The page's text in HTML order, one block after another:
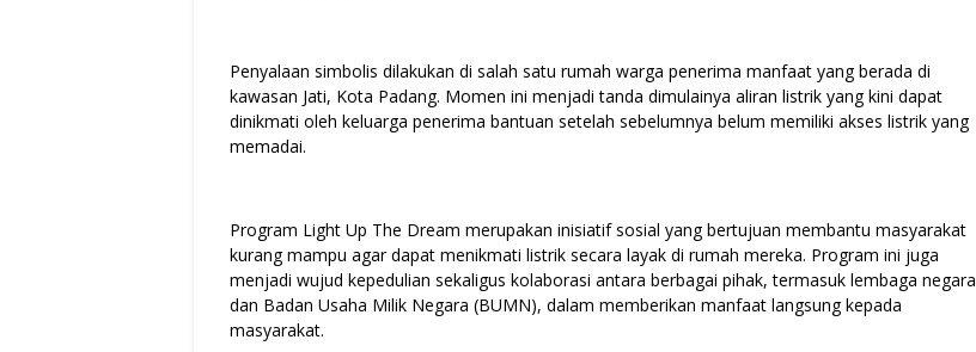
Penyalaan simbolis dilakukan di salah satu rumah warga penerima manfaat yang berada di
kawasan Jati, Kota Padang. Momen ini menjadi tanda dimulainya aliran listrik yang kini dapat
dinikmati oleh keluarga penerima bantuan setelah sebelumnya belum memiliki akses listrik yang
memadai.
Program Light Up The Dream merupakan inisiatif sosial yang bertujuan membantu masyarakat
kurang mampu agar dapat menikmati listrik secara layak di rumah mereka. Program ini juga
menjadi wujud kepedulian sekaligus kolaborasi antara berbagai pihak, termasuk lembaga negara
dan Badan Usaha Milik Negara (BUMN), dalam memberikan manfaat langsung kepada
masyarakat.